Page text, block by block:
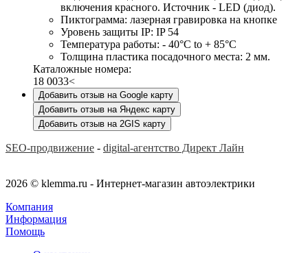
включения красного. Источник - LED (диод).
Пиктограмма: лазерная гравировка на кнопке
Уровень защиты IP: IP 54
Температура работы: - 40°C to + 85°C
Толщина пластика посадочного места: 2 мм.
Каталожные номера:
18 0033<
Добавить отзыв на Google карту
Добавить отзыв на Яндекс карту
Добавить отзыв на 2GIS карту
SEO-продвижение - digital-агентство Директ Лайн
2026 © klemma.ru - Интернет-магазин автоэлектрики
Компания
Информация
Помощь